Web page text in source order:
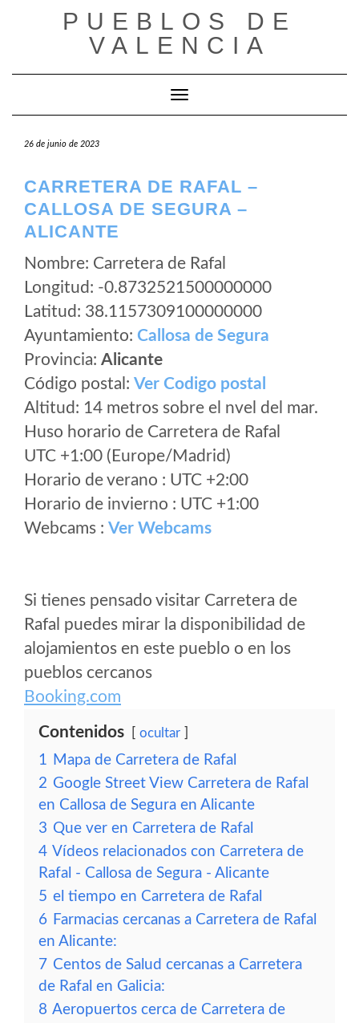
PUEBLOS DE
VALENCIA
Cambiar modo de navegación
26 de junio de 2023
CARRETERA DE RAFAL –
CALLOSA DE SEGURA –
ALICANTE
Nombre: Carretera de Rafal
Longitud: -0.8732521500000000
Latitud: 38.1157309100000000
Ayuntamiento: Callosa de Segura
Provincia: Alicante
Código postal: Ver Codigo postal
Altitud: 14 metros sobre el nvel del mar.
Huso horario de Carretera de Rafal
UTC +1:00 (Europe/Madrid)
Horario de verano : UTC +2:00
Horario de invierno : UTC +1:00
Webcams : Ver Webcams
Si tienes pensado visitar Carretera de
Rafal puedes mirar la disponibilidad de
alojamientos en este pueblo o en los
pueblos cercanos
Booking.com
Contenidos ocultar
1 Mapa de Carretera de Rafal
2 Google Street View Carretera de Rafal
en Callosa de Segura en Alicante
3 Que ver en Carretera de Rafal
4 Vídeos relacionados con Carretera de
Rafal - Callosa de Segura - Alicante
5 el tiempo en Carretera de Rafal
6 Farmacias cercanas a Carretera de Rafal
en Alicante:
7 Centos de Salud cercanas a Carretera
de Rafal en Galicia:
8 Aeropuertos cerca de Carretera de